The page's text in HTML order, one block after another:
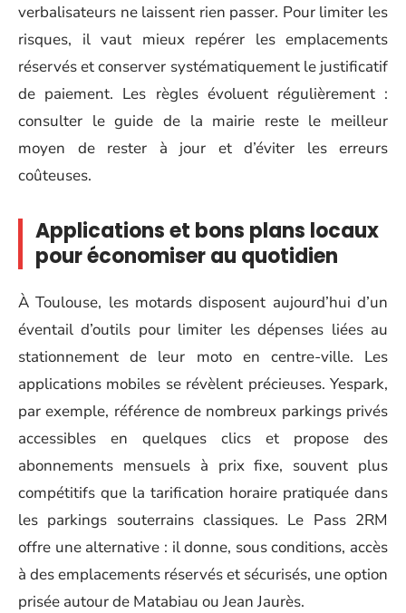
verbalisateurs ne laissent rien passer. Pour limiter les
risques, il vaut mieux repérer les emplacements
réservés et conserver systématiquement le justificatif
de paiement. Les règles évoluent régulièrement :
consulter le guide de la mairie reste le meilleur
moyen de rester à jour et d’éviter les erreurs
coûteuses.
Applications et bons plans locaux
pour économiser au quotidien
À Toulouse, les motards disposent aujourd’hui d’un
éventail d’outils pour limiter les dépenses liées au
stationnement de leur moto en centre-ville. Les
applications mobiles se révèlent précieuses. Yespark,
par exemple, référence de nombreux parkings privés
accessibles en quelques clics et propose des
abonnements mensuels à prix fixe, souvent plus
compétitifs que la tarification horaire pratiquée dans
les parkings souterrains classiques. Le Pass 2RM
offre une alternative : il donne, sous conditions, accès
à des emplacements réservés et sécurisés, une option
prisée autour de Matabiau ou Jean Jaurès.